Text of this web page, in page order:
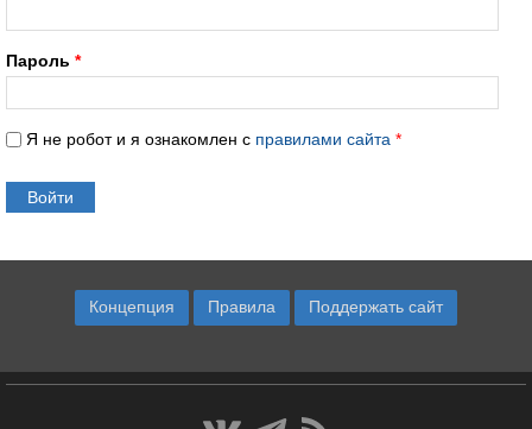
Пароль *
Я не робот и я ознакомлен с правилами сайта *
Концепция Правила Поддержать сайт